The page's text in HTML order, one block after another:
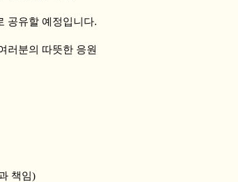
공유할 예정입니다.
러분의 따뜻한 응원
책임)